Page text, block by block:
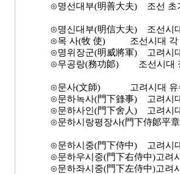
⊙명선대부(明善大夫) 조선 초
⊙명신대부(明信大夫) 조선시
⊙목 사(牧 使) 조선시대 각
⊙명위장군(明威將軍) 고려시
⊙무공랑(務功郞) 조선시대 정
⊙문사(文師) 고려시대 유수
⊙문하녹사(門下錄事) 고려시
⊙문하사인(門下舍人) 고려시
⊙문하시랑평장사(門下侍郞平
⊙문하시중(門下侍中) 고려시
⊙문하우시중(門下右侍中)고려
⊙문하좌시중(門下左侍中)고려